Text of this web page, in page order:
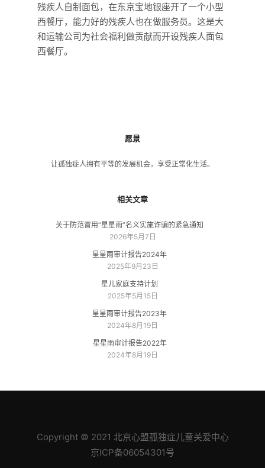
残疾人自制面包，在东京宝地银座开了一个小型
西餐厅，能力好的残疾人也在做服务员。这是大
和运输公司为社会福利做贡献而开设残疾人面包
西餐厅。
愿景
让孤独症人拥有平等的发展机会，享受正常化生活。
相关文章
关于防范冒用“星星雨”名义实施诈骗的紧急通知
2026年5月7日
星星雨审计报告2024年
2025年9月23日
星儿家庭支持计划
2025年5月15日
星星雨审计报告2023年
2024年8月19日
星星雨审计报告2022年
2024年8月19日
Copyright © 2021 北京心盟孤独症儿童关爱中心
京ICP备06054301号